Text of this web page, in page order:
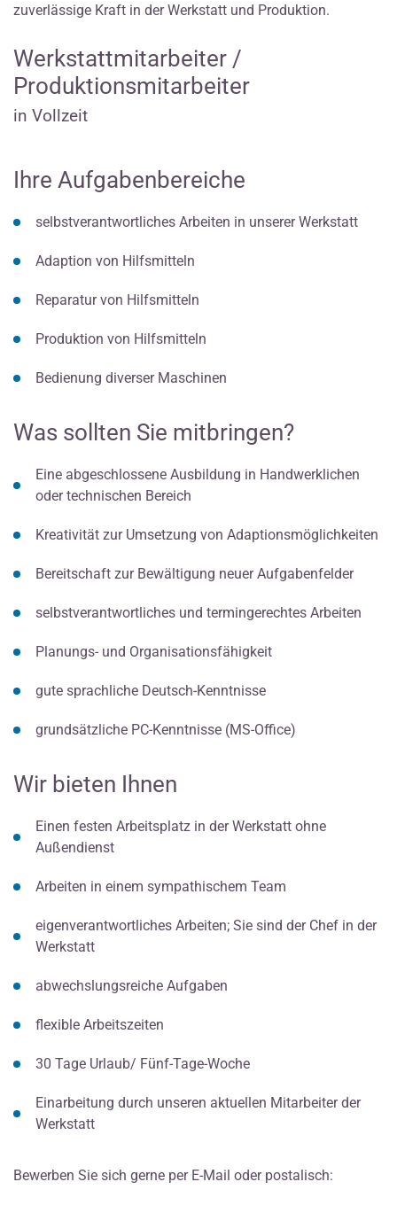
zuverlässige Kraft in der Werkstatt und Produktion.
Werkstattmitarbeiter /
Produktionsmitarbeiter
in Vollzeit
Ihre Aufgabenbereiche
selbstverantwortliches Arbeiten in unserer Werkstatt
Adaption von Hilfsmitteln
Reparatur von Hilfsmitteln
Produktion von Hilfsmitteln
Bedienung diverser Maschinen
Was sollten Sie mitbringen?
Eine abgeschlossene Ausbildung in Handwerklichen
oder technischen Bereich
Kreativität zur Umsetzung von Adaptionsmöglichkeiten
Bereitschaft zur Bewältigung neuer Aufgabenfelder
selbstverantwortliches und termingerechtes Arbeiten
Planungs- und Organisationsfähigkeit
gute sprachliche Deutsch-Kenntnisse
grundsätzliche PC-Kenntnisse (MS-Office)
Wir bieten Ihnen
Einen festen Arbeitsplatz in der Werkstatt ohne
Außendienst
Arbeiten in einem sympathischem Team
eigenverantwortliches Arbeiten; Sie sind der Chef in der
Werkstatt
abwechslungsreiche Aufgaben
flexible Arbeitszeiten
30 Tage Urlaub/ Fünf-Tage-Woche
Einarbeitung durch unseren aktuellen Mitarbeiter der
Werkstatt
Bewerben Sie sich gerne per E-Mail oder postalisch: